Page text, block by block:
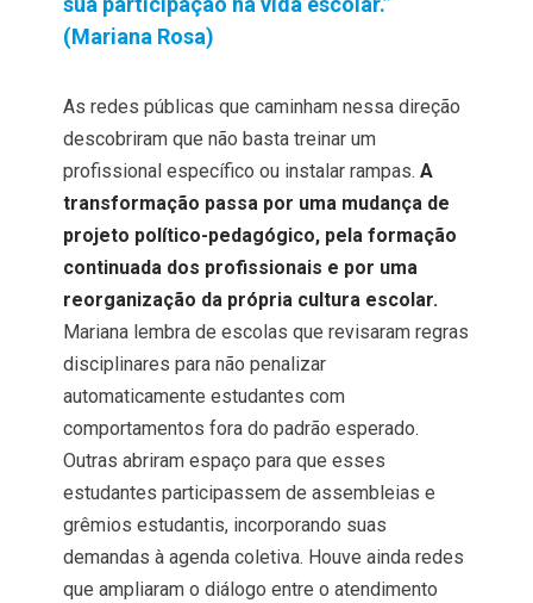
(Mariana Rosa)
As redes públicas que caminham nessa direção
descobriram que não basta treinar um
profissional específico ou instalar rampas. A
transformação passa por uma mudança de
projeto político-pedagógico, pela formação
continuada dos profissionais e por uma
reorganização da própria cultura escolar.
Mariana lembra de escolas que revisaram regras
disciplinares para não penalizar
automaticamente estudantes com
comportamentos fora do padrão esperado.
Outras abriram espaço para que esses
estudantes participassem de assembleias e
grêmios estudantis, incorporando suas
demandas à agenda coletiva. Houve ainda redes
que ampliaram o diálogo entre o atendimento